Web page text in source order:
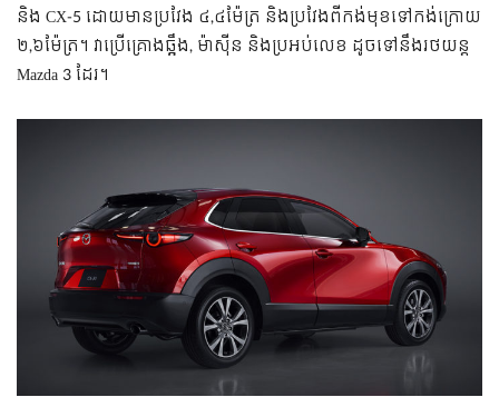
និង CX-5 ដោយមានប្រវែង ៤,៤ម៉ែត្រ និងប្រវែងពីកង់មុខទៅកង់ក្រោយ
២,៦ម៉ែត្រ។ វាប្រើគ្រោងឆ្អឹង, ម៉ាស៊ីន និងប្រអប់លេខ ដូចទៅនឹងរថយន្ត
Mazda 3 ដែរ។